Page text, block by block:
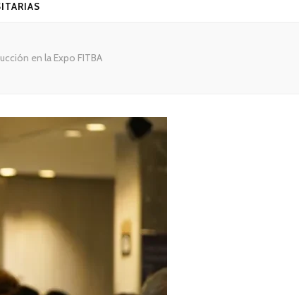
en la Expo FITBA